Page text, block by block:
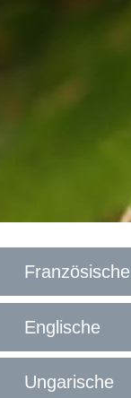
Französische
Englische
Ungarische